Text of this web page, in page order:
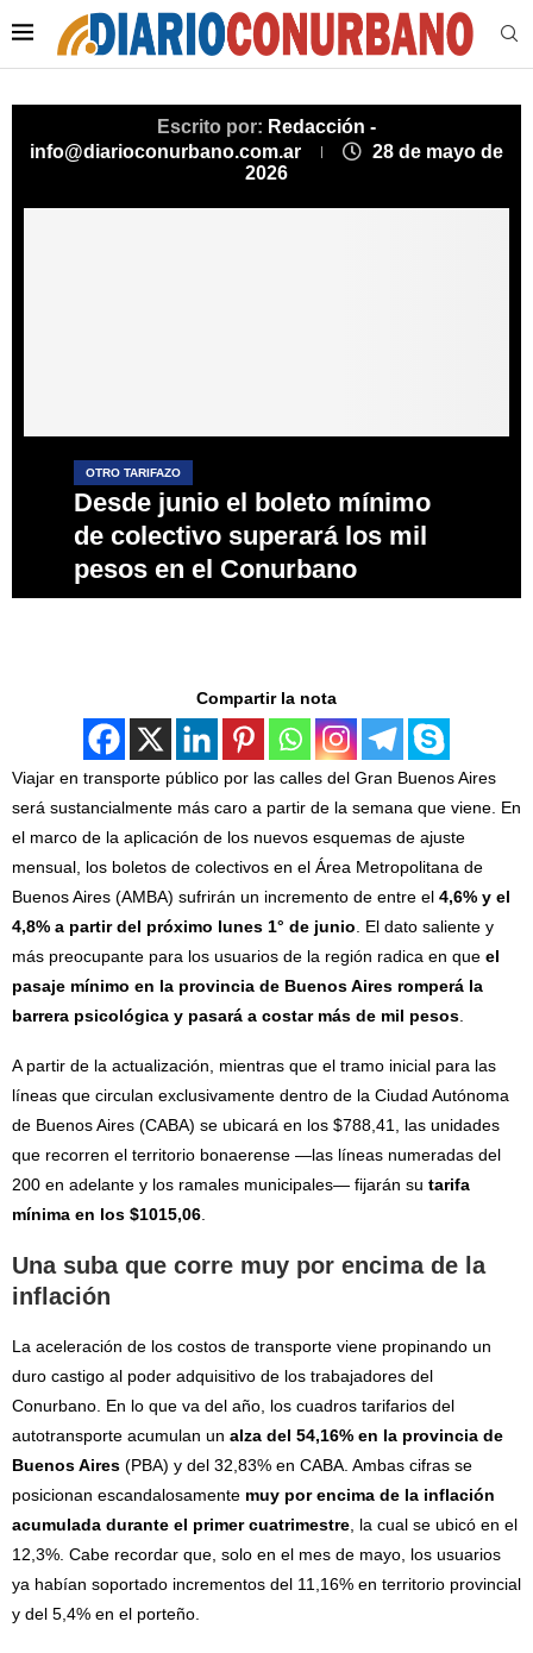
Escrito por: Redacción -
info@diarioconurbano.com.ar
28 de mayo de
2026
OTRO TARIFAZO
Desde junio el boleto mínimo
de colectivo superará los mil
pesos en el Conurbano
Compartir la nota
Viajar en transporte público por las calles del Gran Buenos Aires
será sustancialmente más caro a partir de la semana que viene. En
el marco de la aplicación de los nuevos esquemas de ajuste
mensual, los boletos de colectivos en el Área Metropolitana de
Buenos Aires (AMBA) sufrirán un incremento de entre el 4,6% y el
4,8% a partir del próximo lunes 1° de junio . El dato saliente y
más preocupante para los usuarios de la región radica en que el
pasaje mínimo en la provincia de Buenos Aires romperá la
barrera psicológica y pasará a costar más de mil pesos
A partir de la actualización, mientras que el tramo inicial para las
líneas que circulan exclusivamente dentro de la Ciudad Autónoma
de Buenos Aires (CABA) se ubicará en los $788,41, las unidades
que recorren el territorio bonaerense —las líneas numeradas del
200 en adelante y los ramales municipales— fijarán su tarifa
mínima en los $1015,06
Una suba que corre muy por encima de la
inflación
La aceleración de los costos de transporte viene propinando un
duro castigo al poder adquisitivo de los trabajadores del
Conurbano. En lo que va del año, los cuadros tarifarios del
autotransporte acumulan un alza del 54,16% en la provincia de
Buenos Aires (PBA) y del 32,83% en CABA. Ambas cifras se
posicionan escandalosamente muy por encima de la inflación
acumulada durante el primer cuatrimestre , la cual se ubicó en el
12,3%. Cabe recordar que, solo en el mes de mayo, los usuarios
ya habían soportado incrementos del 11,16% en territorio provincial
y del 5,4% en el porteño.